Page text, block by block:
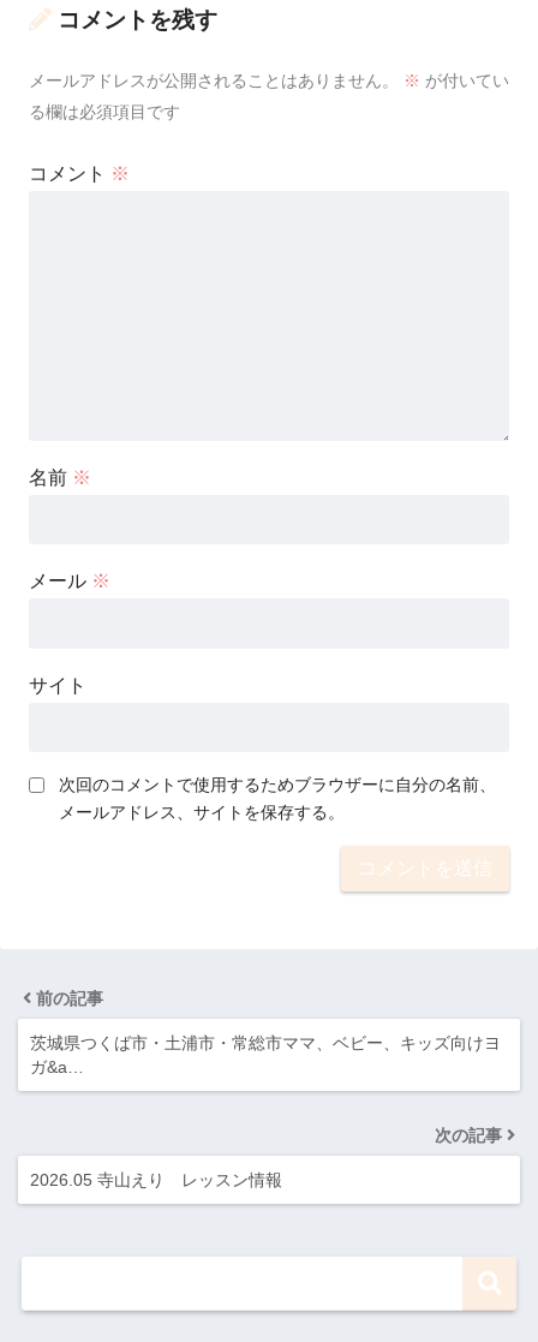
コメントを残す
メールアドレスが公開されることはありません。 ※ が付いてい
る欄は必須項目です
コメント ※
名前 ※
メール ※
サイト
次回のコメントで使用するためブラウザーに自分の名前、
メールアドレス、サイトを保存する。
前の記事
茨城県つくば市・土浦市・常総市ママ、ベビー、キッズ向けヨ
ガ&a…
次の記事
2026.05 寺山えり レッスン情報